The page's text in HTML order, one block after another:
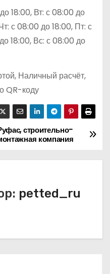
18:00, Вт: с 08:00 до
с 08:00 до 18:00, Пт: с
18:00, Вс: с 08:00 до
Наличный расчёт,
QR-коду
строительно-
компания
petted_ru